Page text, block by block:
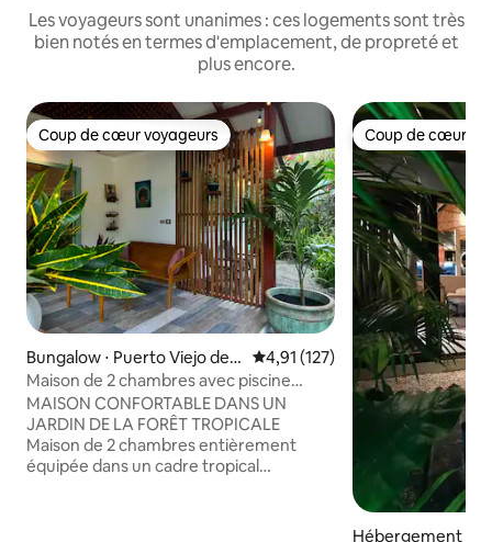
Les voyageurs sont unanimes : ces logements sont très
bien notés en termes d'emplacement, de propreté et
plus encore.
Coup de cœur voyageurs
Coup de cœur voyageurs
Bungalow ⋅ Puerto Viejo de T
alamanca
Évaluation moyenne sur la
4,91 (127)
Maison de 2 chambres avec piscine
privée dans un jardin de jungle
MAISON CONFORTABLE DANS UN
JARDIN DE LA FORÊT TROPICALE
Maison de 2 chambres entièrement
équipée dans un cadre tropical
Coup de cœur
Coup de cœur
Hébergement ⋅